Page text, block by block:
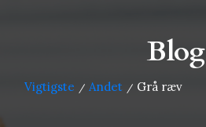
Blog
Vigtigste / Andet / Grå ræv